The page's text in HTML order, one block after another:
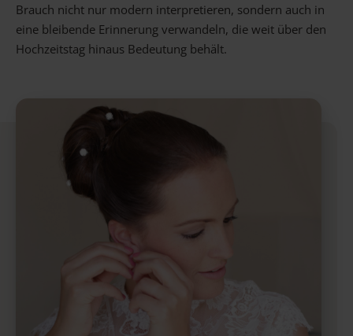
Brauch nicht nur modern interpretieren, sondern auch in
eine bleibende Erinnerung verwandeln, die weit über den
Hochzeitstag hinaus Bedeutung behält.